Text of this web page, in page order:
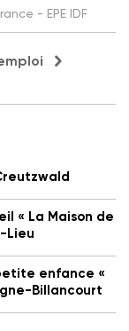
- EPE IDF
« La Maison de
Lieu
enfance «
Billancourt